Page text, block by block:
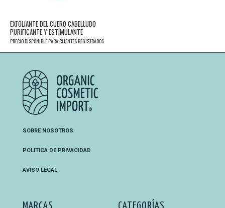
EXFOLIANTE DEL CUERO CABELLUDO
PURIFICANTE Y ESTIMULANTE
PRECIO DISPONIBLE PARA CLIENTES REGISTRADOS
SOBRE NOSOTROS
POLITICA DE PRIVACIDAD
AVISO LEGAL